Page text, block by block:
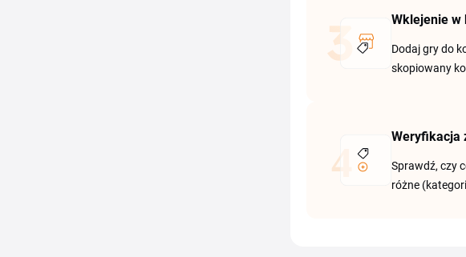
Wklejenie w
Dodaj gry do
skopiowany
Weryfikacja
Sprawdź, czy
różne